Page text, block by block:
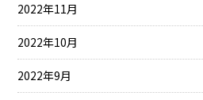
2022年11月
2022年10月
2022年9月